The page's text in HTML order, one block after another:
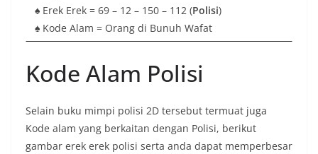
♠ Erek Erek = 69 – 12 – 150 – 112 (Polisi)
♠ Kode Alam = Orang di Bunuh Wafat
Kode Alam Polisi
Selain buku mimpi polisi 2D tersebut termuat juga
Kode alam yang berkaitan dengan Polisi, berikut
gambar erek erek polisi serta anda dapat memperbesar